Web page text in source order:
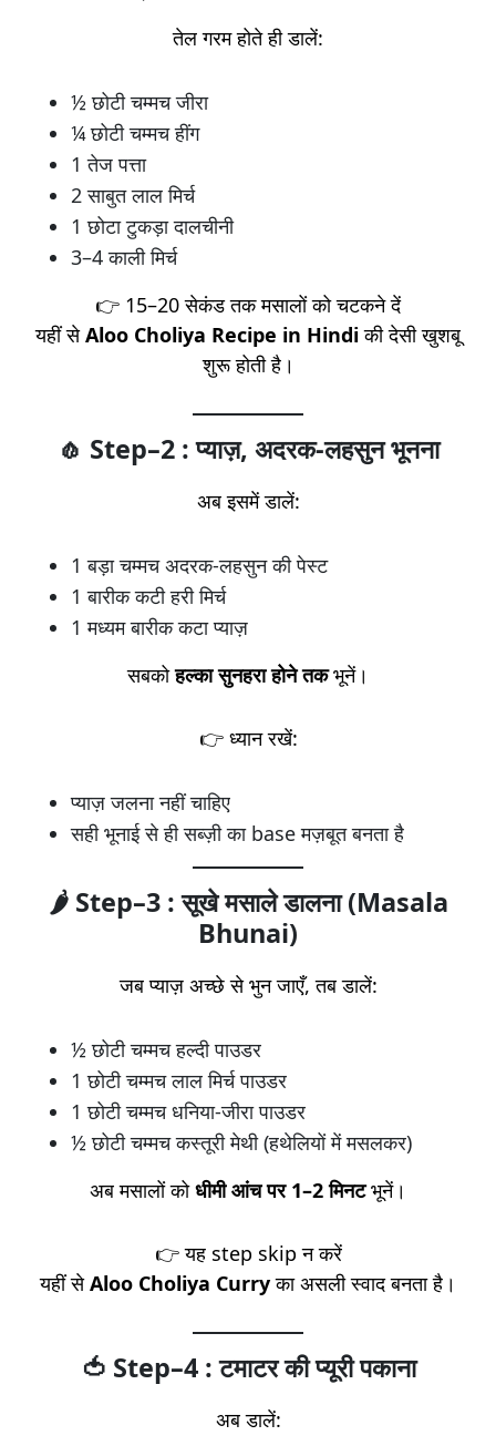
तेल गरम होते ही डालें:
½ छोटी चम्मच जीरा
¼ छोटी चम्मच हींग
1 तेज पत्ता
2 साबुत लाल मिर्च
1 छोटा टुकड़ा दालचीनी
3–4 काली मिर्च
👉 15–20 सेकंड तक मसालों को चटकने दें
यहीं सेAloo Choliya Recipe in Hindiकी देसी खुशबू
शुरू होती है।
🧄 Step–2 : प्याज़, अदरक-लहसुन भूनना
अब इसमें डालें:
1 बड़ा चम्मच अदरक-लहसुन की पेस्ट
1 बारीक कटी हरी मिर्च
1 मध्यम बारीक कटा प्याज़
सबकोहल्का सुनहरा होने तकभूनें।
👉 ध्यान रखें:
प्याज़ जलना नहीं चाहिए
सही भूनाई से ही सब्ज़ी का base मज़बूत बनता है
🌶️ Step–3 : सूखे मसाले डालना (Masala
Bhunai)
जब प्याज़ अच्छे से भुन जाएँ, तब डालें:
½ छोटी चम्मच हल्दी पाउडर
1 छोटी चम्मच लाल मिर्च पाउडर
1 छोटी चम्मच धनिया-जीरा पाउडर
½ छोटी चम्मच कस्तूरी मेथी (हथेलियों में मसलकर)
अब मसालों कोधीमी आंच पर 1–2 मिनटभूनें।
👉 यह step skip न करें
यहीं सेAloo Choliya Curryका असली स्वाद बनता है।
🍅 Step–4 : टमाटर की प्यूरी पकाना
अब डालें: